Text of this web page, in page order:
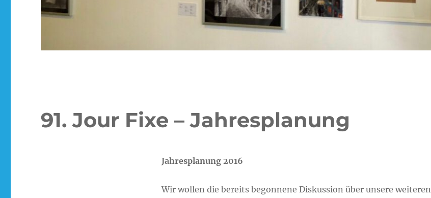
91. Jour Fixe – Jahresplanung
Jahresplanung 2016
Wir wollen die bereits begonnene Diskussion über unsere weiteren